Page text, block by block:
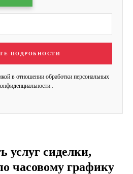
ПОДРОБНОСТИ
в отношении обработки персональных
услуг сиделки,
часовому графику